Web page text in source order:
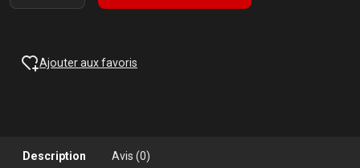
Ajouter aux favoris
Description Avis (0)